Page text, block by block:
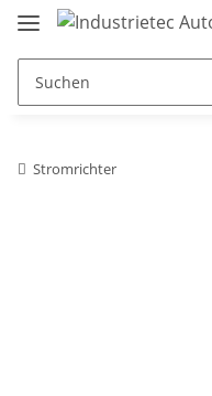
Stromrichter